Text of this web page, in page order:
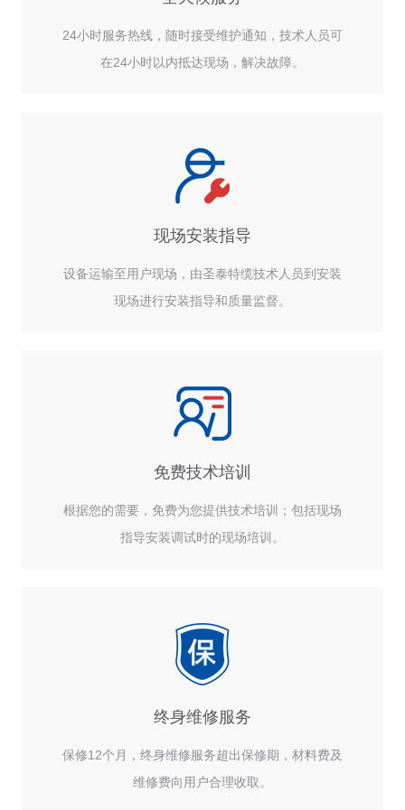
24小时服务热线，随时接受维护通知，技术人员可
在24小时以内抵达现场，解决故障。
现场安装指导
设备运输至用户现场，由圣泰特缆技术人员到安装
现场进行安装指导和质量监督。
免费技术培训
根据您的需要，免费为您提供技术培训；包括现场
指导安装调试时的现场培训。
终身维修服务
保修12个月，终身维修服务超出保修期，材料费及
维修费向用户合理收取。